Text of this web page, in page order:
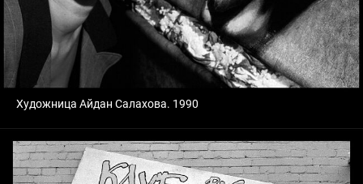
Художница Айдан Салахова. 1990